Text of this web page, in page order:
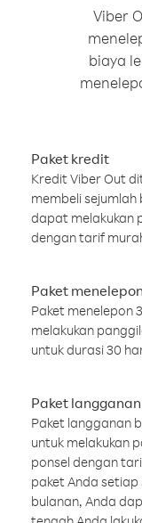
Viber
biaya
Paket kredit
Kredit Viber Out
membeli
dapat melakukan
dengan tarif
Paket
Paket menelepon
melakukan
untuk durasi 30
Paket
Paket langganan
untuk melakukan
ponsel dengan
paket Anda
bulanan, Anda